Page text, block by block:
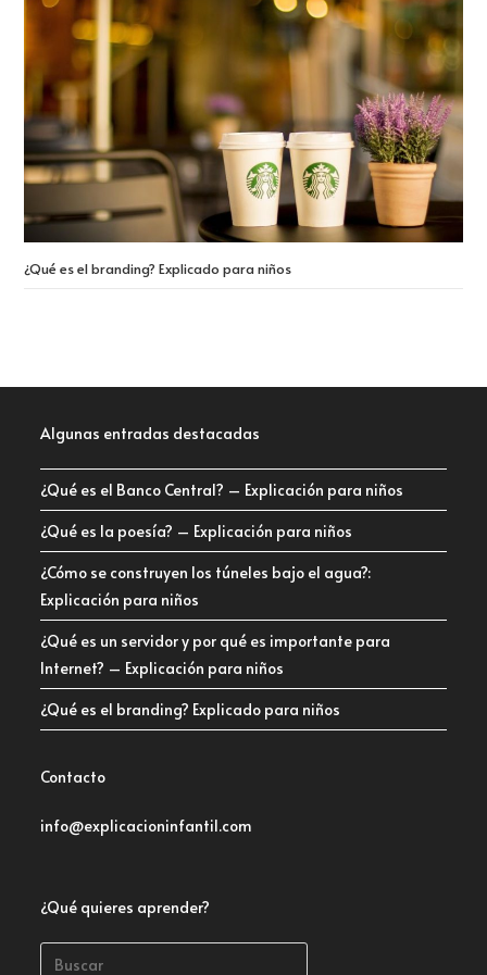
¿Qué es el branding? Explicado para niños
Algunas entradas destacadas
¿Qué es el Banco Central? – Explicación para niños
¿Qué es la poesía? – Explicación para niños
¿Cómo se construyen los túneles bajo el agua?:
Explicación para niños
¿Qué es un servidor y por qué es importante para
Internet? – Explicación para niños
¿Qué es el branding? Explicado para niños
Contacto
info@explicacioninfantil.com
¿Qué quieres aprender?